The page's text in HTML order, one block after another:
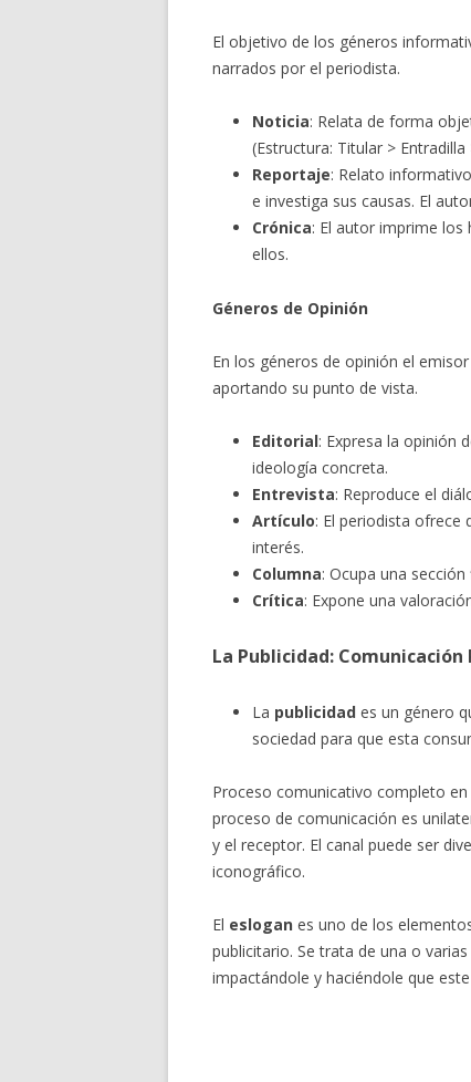
El objetivo de los géneros
narrados por el periodista.
Noticia: Relata de forma
(Estructura: Titular > Entradilla
Reportaje: Relato
e investiga sus causas. El
Crónica: El autor imprime
ellos.
Géneros de Opinión
En los géneros de opinión el
aportando su punto de vista.
Editorial: Expresa la opinión
ideología concreta.
Entrevista: Reproduce el
Artículo: El periodista ofrece
interés.
Columna: Ocupa una
Crítica: Expone una
La Publicidad:
La publicidad es un género
sociedad para que esta
Proceso comunicativo completo
proceso de comunicación es
y el receptor. El canal puede ser
iconográfico.
El eslogan es uno de los
publicitario. Se trata de una o
impactándole y haciéndole que